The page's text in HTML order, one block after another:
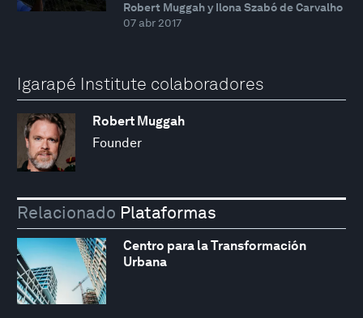
Robert Muggah y Ilona Szabó de Carvalho
07 abr 2017
Igarapé Institute colaboradores
Robert Muggah
Founder
Relacionado Plataformas
Centro para la Transformación
Urbana